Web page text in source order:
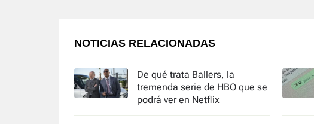
NOTICIAS RELACIONADAS
De qué trata Ballers, la
tremenda serie de HBO que se
podrá ver en Netflix